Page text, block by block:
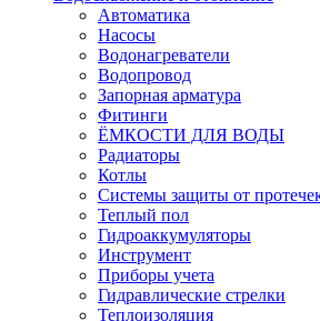
Автоматика
Насосы
Водонагреватели
Водопровод
Запорная арматура
Фитинги
ЁМКОСТИ ДЛЯ ВОДЫ
Радиаторы
Котлы
Системы защиты от
Теплый пол
Гидроаккумуляторы
Инструмент
Приборы учета
Гидравлические стрелки
Теплоизоляция